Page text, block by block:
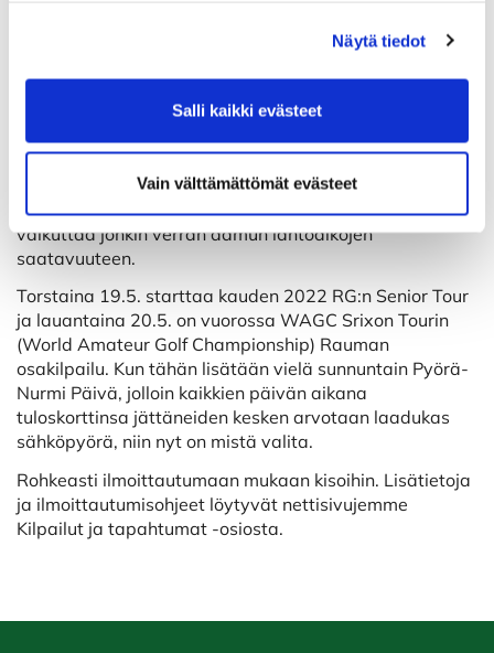
Näytä tiedot
Salli kaikki evästeet
Vain välttämättömät evästeet
Keskiviikkona 18.5. ja torstaina 19.5. pelataan kautta
aikojen ensimmäiset RG:n Golf & Whiskey osakilpailut.
Kyseessä on joka keskiviikko ja torstai pelattava
yhdeksänreikäinen viikkokisa, jonka palkintona on jotain
skottilaista.
Keskiviikkona Pomppusissa pelataan myös
yhteistyökumppanimme EEZY:n kutsukilpailu, joka
vaikuttaa jonkin verran aamun lähtöaikojen
saatavuuteen.
Torstaina 19.5. starttaa kauden 2022 RG:n Senior Tour
ja lauantaina 20.5. on vuorossa WAGC Srixon Tourin
(World Amateur Golf Championship) Rauman
osakilpailu. Kun tähän lisätään vielä sunnuntain Pyörä-
Nurmi Päivä, jolloin kaikkien päivän aikana
tuloskorttinsa jättäneiden kesken arvotaan laadukas
sähköpyörä, niin nyt on mistä valita.
Rohkeasti ilmoittautumaan mukaan kisoihin. Lisätietoja
ja ilmoittautumisohjeet löytyvät nettisivujemme
Kilpailut ja tapahtumat -osiosta.